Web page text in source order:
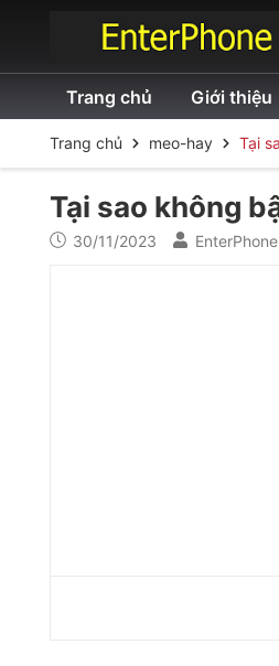
Trang chủ Giới thiệu
Trang chủ meo-hay Tại
Tại sao không
30/11/2023 EnterPhone